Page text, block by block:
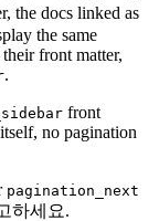
docs linked as
the same
front matter,
.
front
no pagination
pagination_next
하세요.